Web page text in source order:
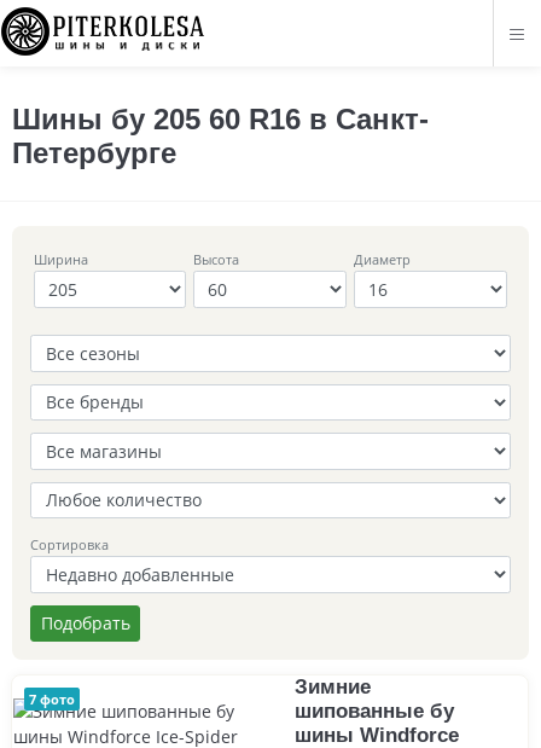
Шины бу 205 60 R16 в Санкт-
Петербурге
Ширина Высота Диаметр
Сортировка
Подобрать
7 фото
Зимние
шипованные бу
шины Windforce